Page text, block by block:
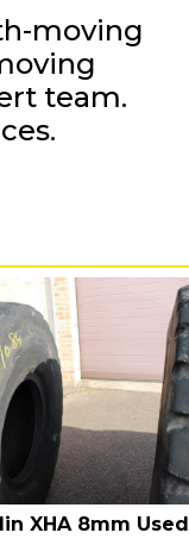
moving
team.
XHA 8mm Used